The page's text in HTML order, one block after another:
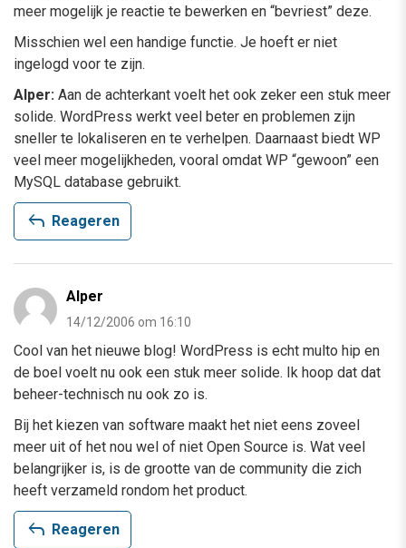
meer mogelijk je reactie te bewerken en “bevriest” deze.
Misschien wel een handige functie. Je hoeft er niet
ingelogd voor te zijn.
Alper: Aan de achterkant voelt het ook zeker een stuk meer
solide. WordPress werkt veel beter en problemen zijn
sneller te lokaliseren en te verhelpen. Daarnaast biedt WP
veel meer mogelijkheden, vooral omdat WP “gewoon” een
MySQL database gebruikt.
reply Reageren
Alper
14/12/2006 om 16:10
Cool van het nieuwe blog! WordPress is echt multo hip en
de boel voelt nu ook een stuk meer solide. Ik hoop dat dat
beheer-technisch nu ook zo is.
Bij het kiezen van software maakt het niet eens zoveel
meer uit of het nou wel of niet Open Source is. Wat veel
belangrijker is, is de grootte van de community die zich
heeft verzameld rondom het product.
reply Reageren